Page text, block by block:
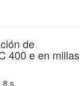
de
400 e en millas
s